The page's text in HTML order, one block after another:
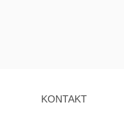
KONTAKT